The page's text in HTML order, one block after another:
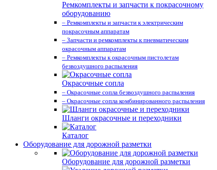
Ремкомплекты и запчасти к покрасочному
оборудованию
– Ремкомплекты и запчасти к электрическим
покрасочным аппаратам
– Запчасти и ремкомплекты к пневматическим
окрасочным аппаратам
– Ремкомплекты к окрасочным пистолетам
безвоздушного распыления
Окрасочные сопла
– Окрасочные сопла безвоздушного распыления
– Окрасочные сопла комбинированного распыления
Шланги окрасочные и переходники
Каталог
Оборудование для дорожной разметки
Оборудование для дорожной разметки